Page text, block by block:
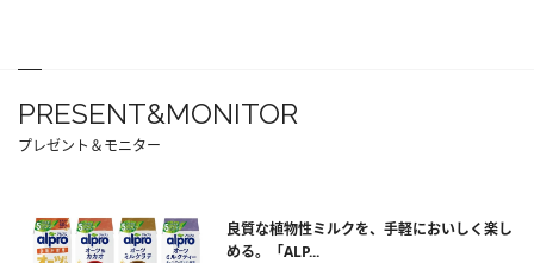
PRESENT&MONITOR
プレゼント＆モニター
良質な植物性ミルクを、手軽においしく楽し
める。「ALP...